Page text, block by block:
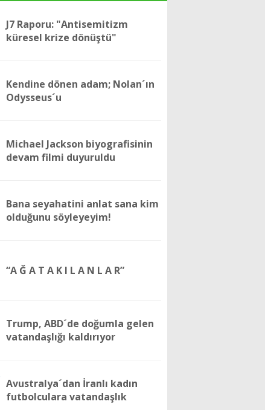
J7 Raporu: "Antisemitizm
küresel krize dönüştü"
Kendine dönen adam; Nolan´ın
Odysseus´u
Michael Jackson biyografisinin
devam filmi duyuruldu
Bana seyahatini anlat sana kim
olduğunu söyleyeyim!
“A Ğ A T A K I L A N L A R”
Trump, ABD´de doğumla gelen
vatandaşlığı kaldırıyor
Avustralya´dan İranlı kadın
futbolculara vatandaşlık